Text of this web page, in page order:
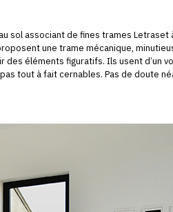
sol associant de fines trames Letraset
une trame mécanique,
éléments figuratifs. Ils usent d’un
tout à fait cernables. Pas de doute